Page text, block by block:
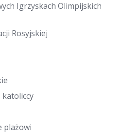
Igrzyskach Olimpijskich
Rosyjskiej
plażowi